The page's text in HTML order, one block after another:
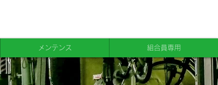
メンテンス 組合員専用